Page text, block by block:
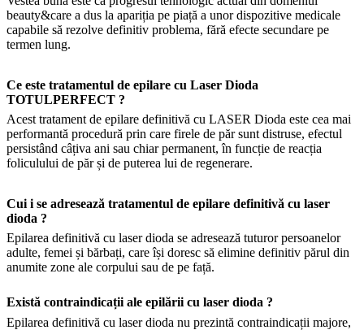
beauty&care a dus la apariția pe piață a unor dispozitive medicale
capabile să rezolve definitiv problema, fără efecte secundare pe
termen lung.
Ce este tratamentul de epilare cu Laser Dioda
TOTULPERFECT ?
Acest tratament de epilare definitivă cu LASER Dioda este cea mai
performantă procedură prin care firele de păr sunt distruse, efectul
persistând câțiva ani sau chiar permanent, în funcție de reacția
foliculului de păr și de puterea lui de regenerare.
Cui i se adresează tratamentul de epilare definitivă cu laser
dioda ?
Epilarea definitivă cu laser dioda se adresează tuturor persoanelor
adulte, femei și bărbați, care își doresc să elimine definitiv părul din
anumite zone ale corpului sau de pe față.
Există contraindicații ale epilării cu laser dioda ?
Epilarea definitivă cu laser dioda nu prezintă contraindicații majore,